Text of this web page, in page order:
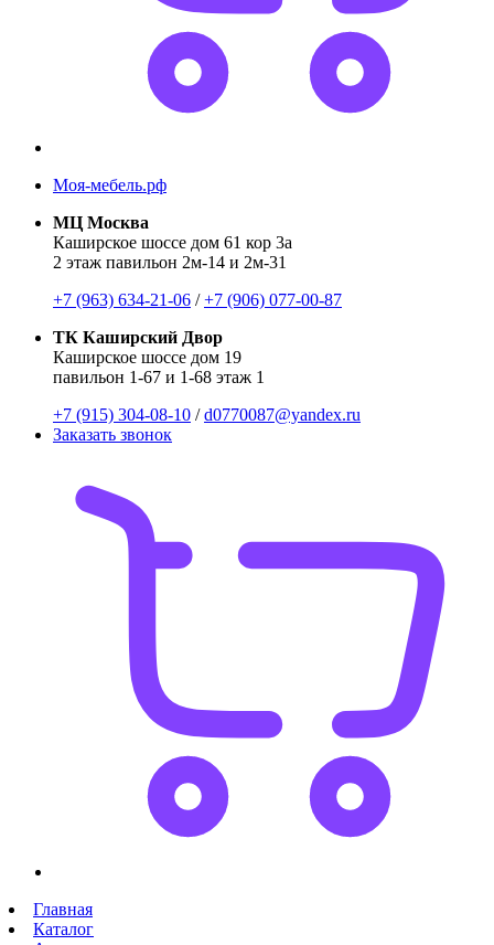
Моя-мебель.рф
МЦ Москва
Каширское шоссе дом 61 кор 3а
2 этаж павильон 2м-14 и 2м-31
+7 (963) 634-21-06 /+7 (906) 077-00-87
ТК Каширский Двор
Каширское шоссе дом 19
павильон 1-67 и 1-68 этаж 1
+7 (915) 304-08-10 /d0770087@yandex.ru
Заказать звонок
Главная
Каталог